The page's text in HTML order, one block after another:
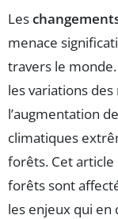
Les
menace
travers le
les variations
l’augmentation
climatiques
forêts. Cet
forêts sont
les enjeux qui en